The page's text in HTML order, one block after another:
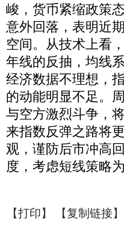
峻，货币紧缩政策
意外回落，表明近
空间。从技术上看
年线的反抽，均线
经济数据不理想，
的动能明显不足。
与空方激烈斗争，
来指数反弹之路将
观，谨防后市冲高
度，考虑短线策略为
【打印】 【复制链接